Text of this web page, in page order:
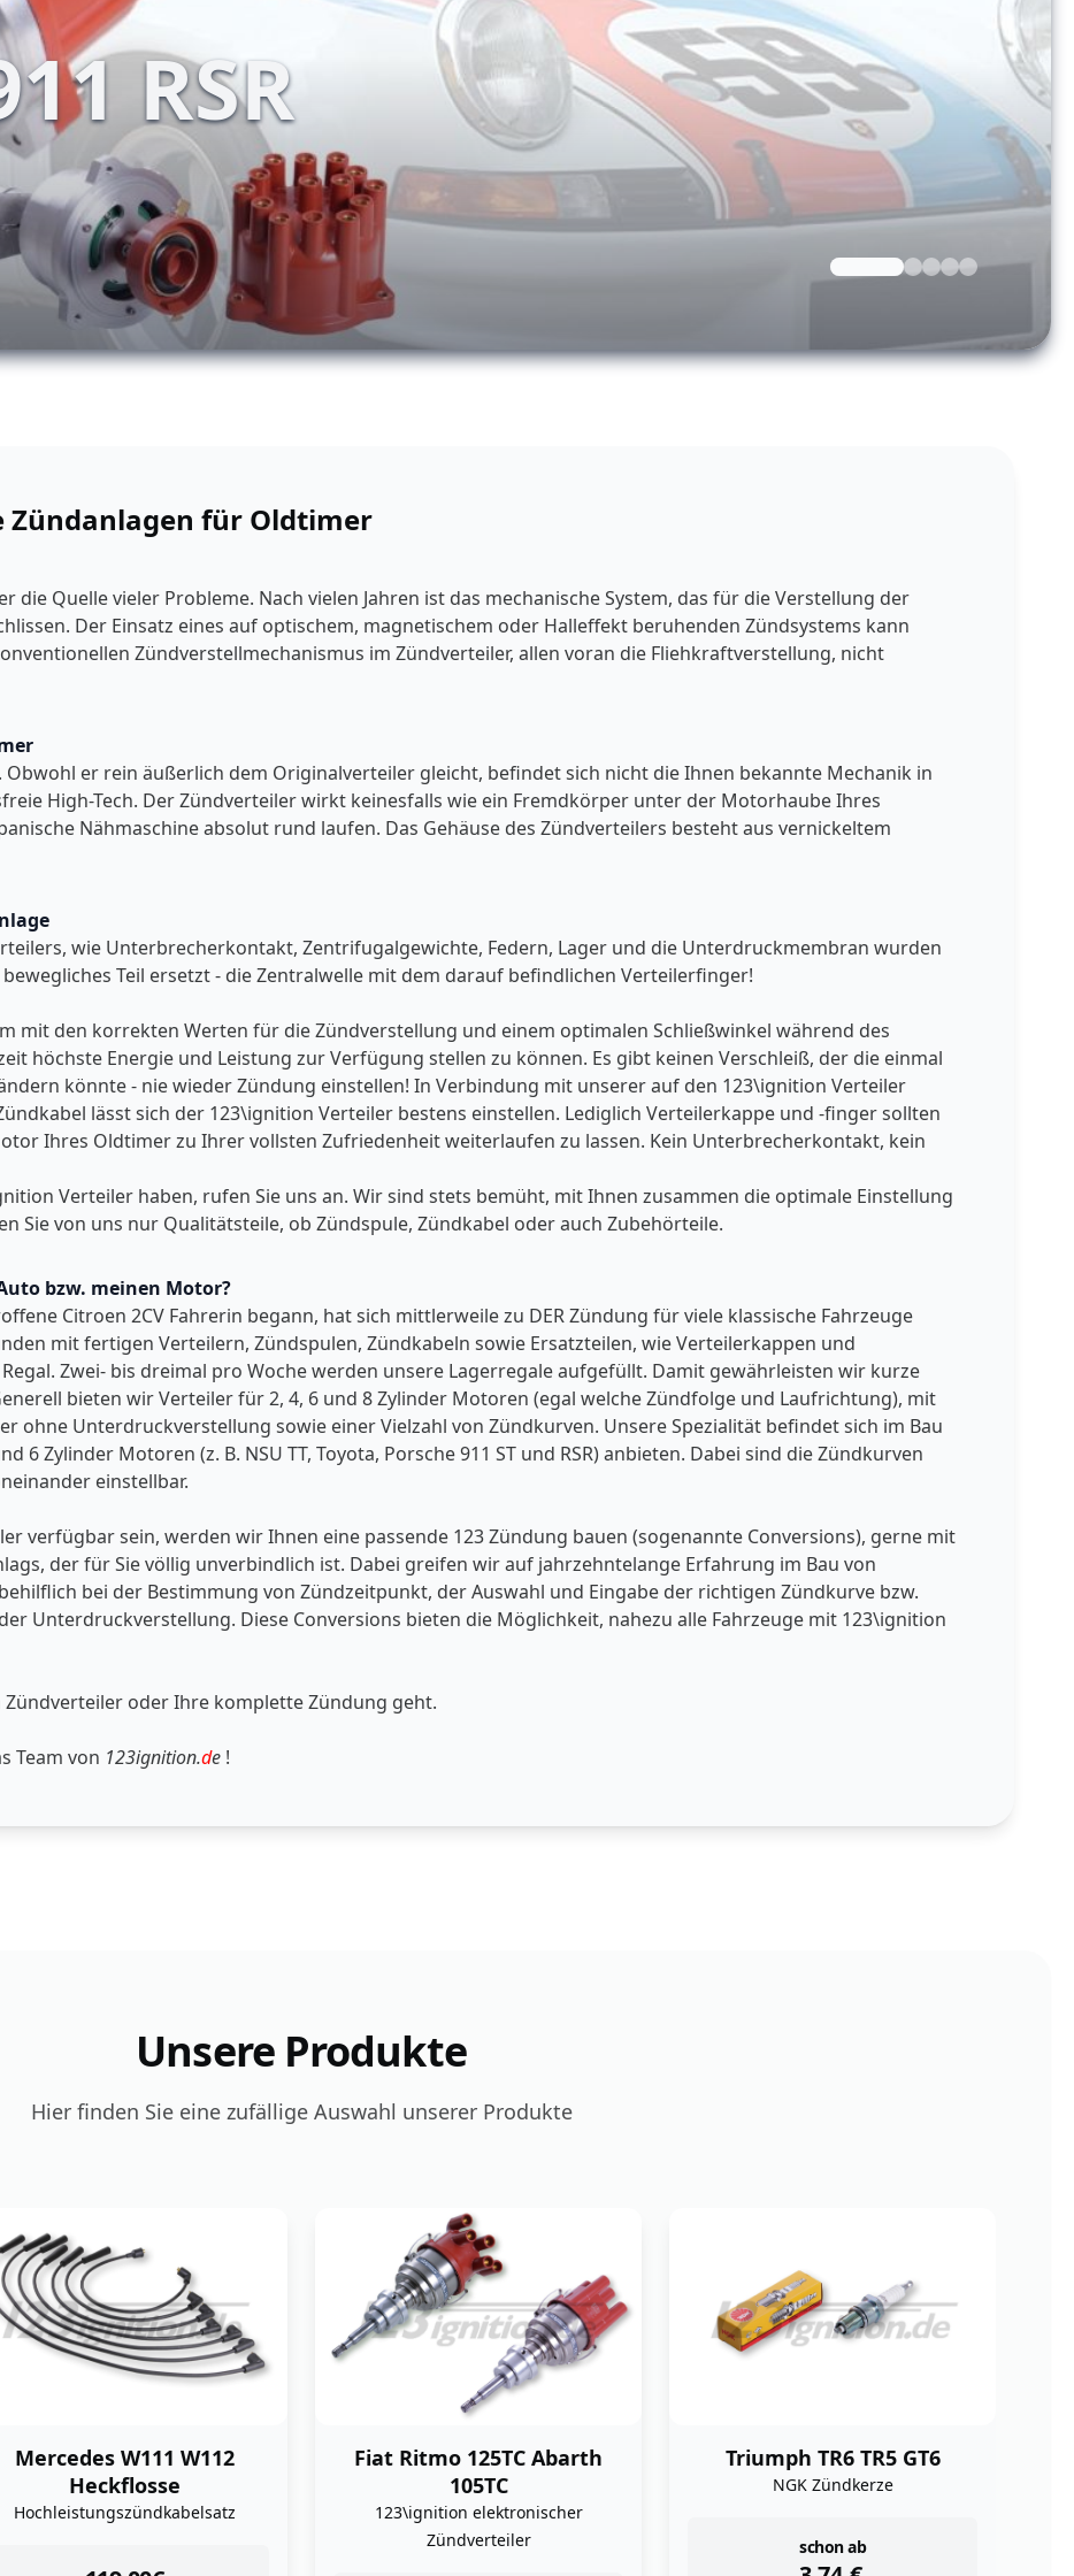
RSR
für Oldtimer
die Quelle vieler Probleme. Nach vielen Jahren ist das mechanische System, das für die Verstellung der
Der Einsatz eines auf optischem, magnetischem oder Halleffekt beruhenden Zündsystems kann
Zündverstellmechanismus im Zündverteiler, allen voran die Fliehkraftverstellung, nicht
er rein äußerlich dem Originalverteiler gleicht, befindet sich nicht die Ihnen bekannte Mechanik in
High-Tech. Der Zündverteiler wirkt keinesfalls wie ein Fremdkörper unter der Motorhaube Ihres
Nähmaschine absolut rund laufen. Das Gehäuse des Zündverteilers besteht aus vernickeltem
wie Unterbrecherkontakt, Zentrifugalgewichte, Federn, Lager und die Unterdruckmembran wurden
Teil ersetzt - die Zentralwelle mit dem darauf befindlichen Verteilerfinger!
mit den korrekten Werten für die Zündverstellung und einem optimalen Schließwinkel während des
höchste Energie und Leistung zur Verfügung stellen zu können. Es gibt keinen Verschleiß, der die einmal
könnte - nie wieder Zündung einstellen! In Verbindung mit unserer auf den 123\ignition Verteiler
lässt sich der 123\ignition Verteiler bestens einstellen. Lediglich Verteilerkappe und -finger sollten
Ihres Oldtimer zu Ihrer vollsten Zufriedenheit weiterlaufen zu lassen. Kein Unterbrecherkontakt, kein
Verteiler haben, rufen Sie uns an. Wir sind stets bemüht, mit Ihnen zusammen die optimale Einstellung
Sie von uns nur Qualitätsteile, ob Zündspule, Zündkabel oder auch Zubehörteile.
bzw. meinen Motor?
Citroen 2CV Fahrerin begann, hat sich mittlerweile zu DER Zündung für viele klassische Fahrzeuge
mit fertigen Verteilern, Zündspulen, Zündkabeln sowie Ersatzteilen, wie Verteilerkappen und
Zwei- bis dreimal pro Woche werden unsere Lagerregale aufgefüllt. Damit gewährleisten wir kurze
bieten wir Verteiler für 2, 4, 6 und 8 Zylinder Motoren (egal welche Zündfolge und Laufrichtung), mit
ohne Unterdruckverstellung sowie einer Vielzahl von Zündkurven. Unsere Spezialität befindet sich im Bau
6 Zylinder Motoren (z. B. NSU TT, Toyota, Porsche 911 ST und RSR) anbieten. Dabei sind die Zündkurven
einstellbar.
verfügbar sein, werden wir Ihnen eine passende 123 Zündung bauen (sogenannte Conversions), gerne mit
der für Sie völlig unverbindlich ist. Dabei greifen wir auf jahrzehntelange Erfahrung im Bau von
bei der Bestimmung von Zündzeitpunkt, der Auswahl und Eingabe der richtigen Zündkurve bzw.
Unterdruckverstellung. Diese Conversions bieten die Möglichkeit, nahezu alle Fahrzeuge mit 123\ignition
oder Ihre komplette Zündung geht.
Team von 123ignition.de !
Unsere Produkte
Hier finden Sie eine zufällige Auswahl unserer Produkte
Fiat Ritmo 125TC Abarth
105TC
123\ignition elektronischer
Triumph TR6 TR5 GT6
NGK Zündkerze
schon ab
instock
Triumph TR7
123\TUNE USB programmierbarer